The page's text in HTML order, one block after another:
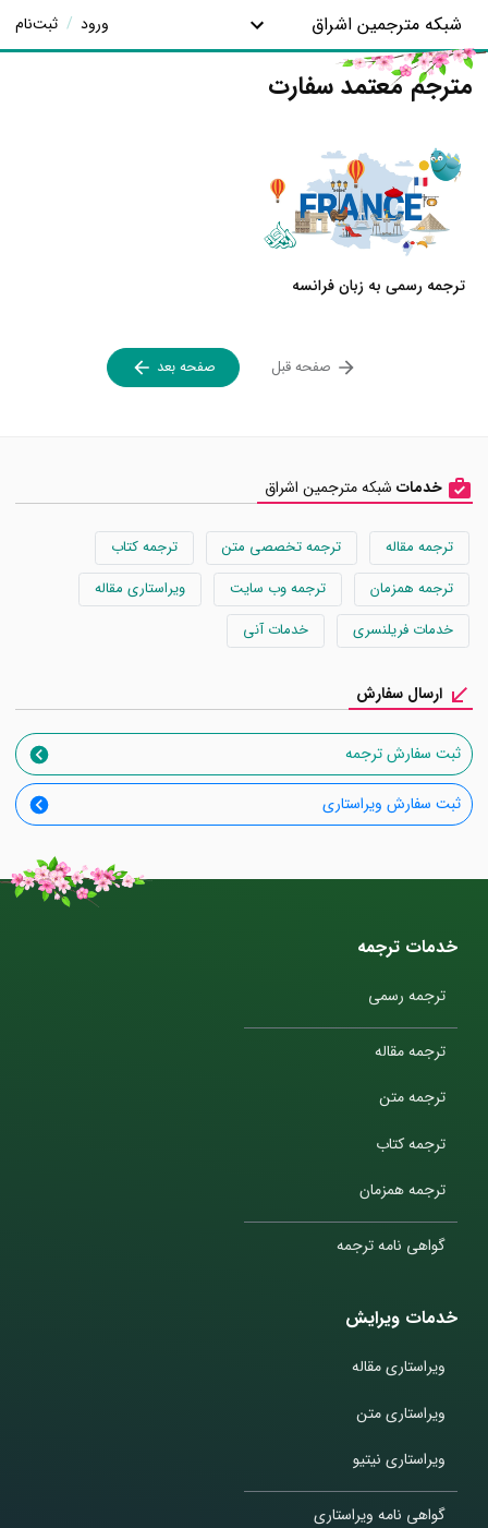
شبکه مترجمین اشراق ورود / ثبت‌نام
مترجم معتمد سفارت
ترجمه رسمی به زبان فرانسه
صفحه قبل صفحه بعد
خدمات شبکه مترجمین اشراق
ترجمه مقاله ترجمه تخصصی متن
ترجمه کتاب
ترجمه همزمان
ترجمه وب سایت
ویراستاری مقاله
خدمات فریلنسری
خدمات آنی
ارسال سفارش
ثبت سفارش ترجمه
ثبت سفارش ویراستاری
خدمات ترجمه
ترجمه رسمی
ترجمه مقاله
ترجمه متن
ترجمه کتاب
ترجمه همزمان
گواهی نامه ترجمه
خدمات ویرایش
ویراستاری مقاله
ویراستاری متن
ویراستاری نیتیو
گواهی نامه ویراستاری